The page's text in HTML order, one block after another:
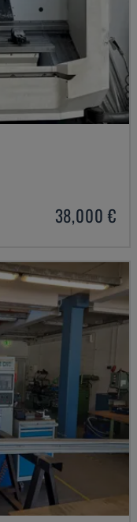
38,000 €